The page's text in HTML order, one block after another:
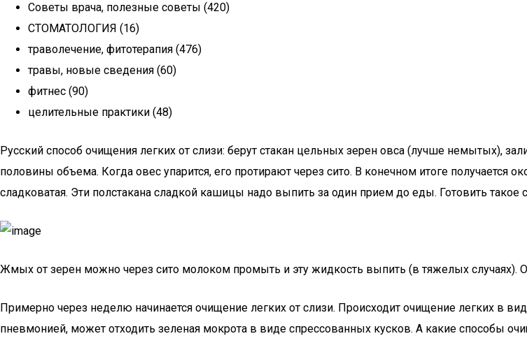
Советы врача, полезные советы (420)
СТОМАТОЛОГИЯ (16)
траволечение, фитотерапия (476)
травы, новые сведения (60)
фитнес (90)
целительные практики (48)
Русский способ очищения легких от слизи: берут стакан цельных зерен овса (лучше немытых),
половины объема. Когда овес упарится, его протирают через сито. В конечном итоге
сладковатая. Эти полстакана сладкой кашицы надо выпить за один прием до еды. Готовить такое
Жмых от зерен можно через сито молоком промыть и эту жидкость выпить (в тяжелых случаях).
Примерно через неделю начинается очищение легких от слизи. Происходит очищение легких в
пневмонией, может отходить зеленая мокрота в виде спрессованных кусков. А какие способы